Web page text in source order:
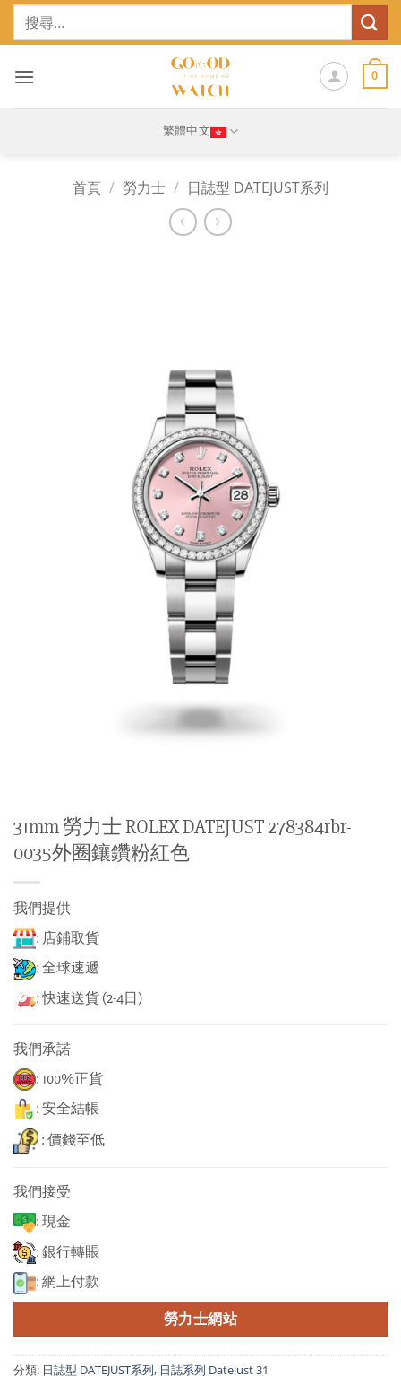
Skip
鍵
0
繁體中文
首頁 / 勞力士 / 日誌型 DATEJUST系列
31mm 勞力士 ROLEX DATEJUST 278384rbr-
0035外圈鑲鑽粉紅色
我們提供
: 店鋪取貨
: 全球速遞
: 快速送貨 (2-4日)
我們承諾
: 100%正貨
: 安全結帳
: 價錢至低
我們接受
: 現金
: 銀行轉賬
: 網上付款
勞力士網站
分類: 日誌型 DATEJUST系列, 日誌系列 Datejust 31